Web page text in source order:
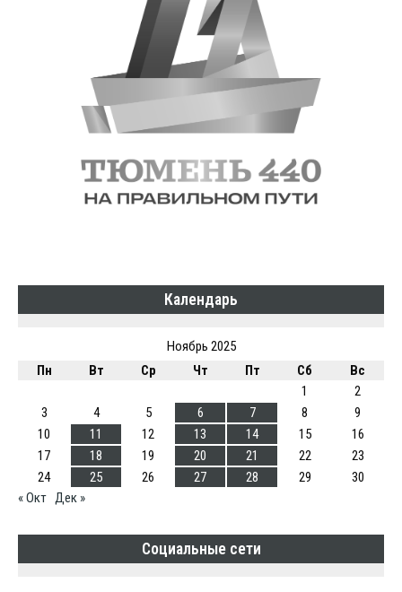
Календарь
Ноябрь 2025
Пн
Вт Ср Чт Пт Сб
Вс
1
2
3
4 5 6 7 8
9
10
11 12 13 14 15
16
17
18 19 20 21 22
23
24
25 26 27 28 29
30
« Окт Дек »
Социальные сети